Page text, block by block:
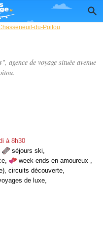
du-Poitou
agence de voyage située avenue
à 8h30
séjours ski,
, week-ends en amoureux ,
, circuits découverte,
de luxe,